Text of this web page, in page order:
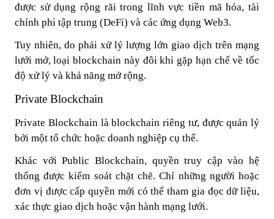
được sử dụng rộng rãi trong lĩnh vực tiền mã hóa, tài
chính phi tập trung (DeFi) và các ứng dụng Web3.
Tuy nhiên, do phải xử lý lượng lớn giao dịch trên mạng
lưới mở, loại blockchain này đôi khi gặp hạn chế về tốc
độ xử lý và khả năng mở rộng.
Private Blockchain
Private Blockchain là blockchain riêng tư, được quản lý
bởi một tổ chức hoặc doanh nghiệp cụ thể.
Khác với Public Blockchain, quyền truy cập vào hệ
thống được kiểm soát chặt chẽ. Chỉ những người hoặc
đơn vị được cấp quyền mới có thể tham gia đọc dữ liệu,
xác thực giao dịch hoặc vận hành mạng lưới.